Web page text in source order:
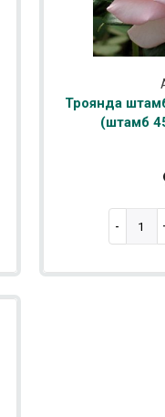
Троянда
(штамб